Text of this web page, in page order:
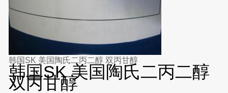
韩国SK 美国陶氏二丙二醇 双丙甘醇
韩国SK 美国陶氏二丙二醇
双丙甘醇